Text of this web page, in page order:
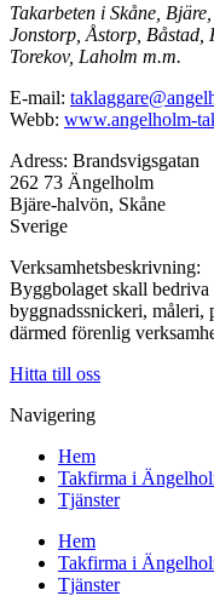
Takarbeten i Skåne,
Jonstorp, Åstorp,
Torekov, Laholm m.m.
E-mail:
Webb: www.angelholm-
Adress: Brandsvigsgatan
262 73 Ängelholm
Bjäre-halvön, Skåne
Sverige
Verksamhetsbeskrivning:
Byggbolaget skall bedriva
byggnadssnickeri, måleri,
därmed förenlig
Hitta till oss
Navigering
Hem
Takfirma i
Tjänster
Hem
Takfirma i
Tjänster